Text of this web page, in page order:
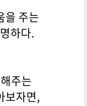
을 주는
하다.
주는
보자면,